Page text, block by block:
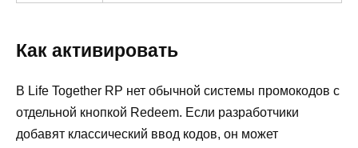
Как активировать
В Life Together RP нет обычной системы промокодов с
отдельной кнопкой Redeem. Если разработчики
добавят классический ввод кодов, он может